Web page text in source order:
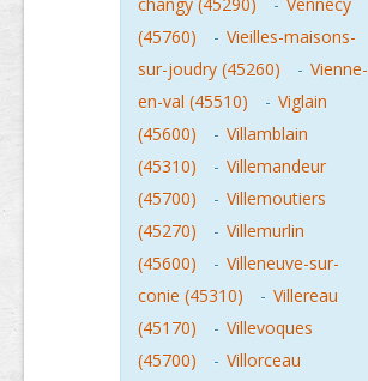
(45760)
- Vieilles-maisons-
sur-joudry (45260)
- Vienne-
en-val (45510)
- Viglain
(45600)
- Villamblain
(45310)
- Villemandeur
(45700)
- Villemoutiers
(45270)
- Villemurlin
(45600)
- Villeneuve-sur-
conie (45310)
- Villereau
(45170)
- Villevoques
(45700)
- Villorceau